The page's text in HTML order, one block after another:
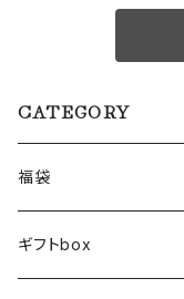
CATEGORY
福袋
ギフトbox